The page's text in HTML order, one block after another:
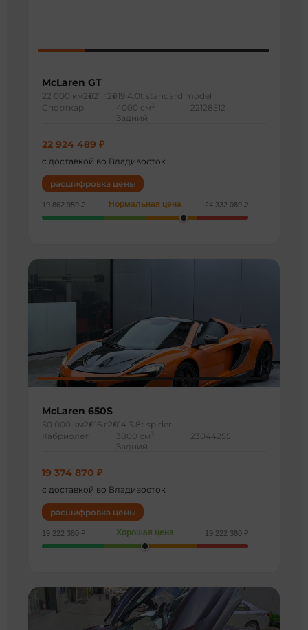
McLaren GT
22 000 км2021 г 2019 4.0t standard model
Спорткар
4000 см 3
Задний
22128512
22 924 489 ₽
с доставкой во Владивосток
расшифровка цены
19 862 959 ₽ Нормальная цена 24 332 089 ₽
McLaren 650S
50 000 км2016 г 2014 3.8t spider
Кабриолет
3800 см 3
Задний
23044255
19 374 870 ₽
с доставкой во Владивосток
расшифровка цены
19 222 380 ₽ Хорошая цена 19 222 380 ₽